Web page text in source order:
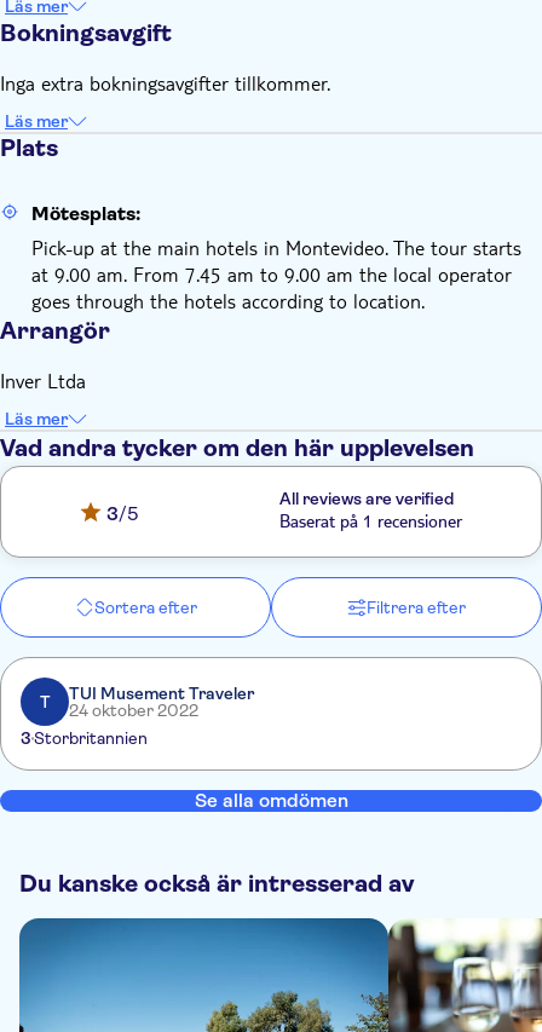
Läs mer
Bokningsavgift
Inga extra bokningsavgifter tillkommer.
Läs mer
Plats
Mötesplats:
Pick-up at the main hotels in Montevideo. The tour starts
at 9.00 am. From 7.45 am to 9.00 am the local operator
goes through the hotels according to location.
Arrangör
Inver Ltda
Läs mer
Vad andra tycker om den här upplevelsen
3/5
All reviews are verified
Baserat på 1 recensioner
Sortera efter Filtrera efter
T
TUI Musement Traveler
24 oktober 2022
3Storbritannien
Se alla omdömen
Du kanske också är intresserad av